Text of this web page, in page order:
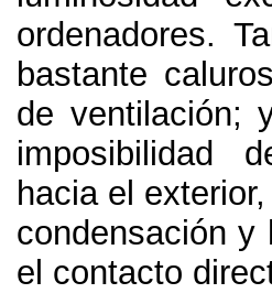
ordenadores.
bastante
de ventilación;
imposibilidad
hacia el exterior,
condensación y
el contacto